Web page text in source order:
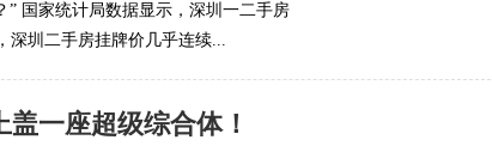
国家统计局数据显示，深圳一二手房
深圳二手房挂牌价几乎连续...
一座超级综合体！